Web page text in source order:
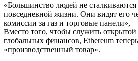
«Большинство людей не сталкиваются
повседневной жизни. Они видят его
комиссии за газ и торговые панели»,
Вместо того, чтобы служить
глобальных финансов, Ethereum теперь
«производственный товар».